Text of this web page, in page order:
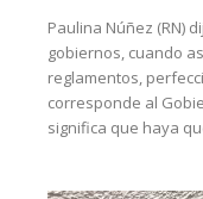
Paulina Núñez (RN)
gobiernos, cuando
reglamentos,
corresponde al
significa que haya